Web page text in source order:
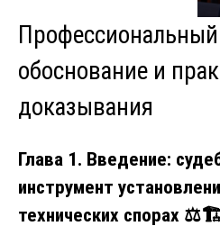
обоснование и
доказывания
Глава 1. Введение:
инструмент
технических спорах